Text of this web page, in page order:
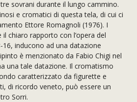
sovrani durante il lungo cammino.
e cromatici di questa tela, di cui ci
Ettore Romagnoli (1976). I
chiaro rapporto con l’opera del
inducono ad una datazione
è menzionato da Fabio Chigi nel
una tale datazione. Il cromatismo
caratterizzato da figurette e
di ricordo veneto, può essere un
Sorri.